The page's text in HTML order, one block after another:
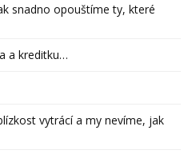
snadno opouštíme ty, které
a kreditku…
vytrácí a my nevíme, jak